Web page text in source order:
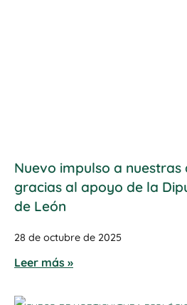
Nuevo impulso a nuestras
gracias al apoyo de la
de León
28 de octubre de 2025
Leer más »